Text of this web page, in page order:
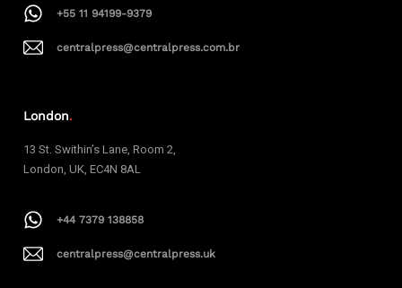
+55 11 94199-9379
centralpress@centralpress.com.br
London.
13 St. Swithin’s Lane, Room 2,
London, UK, EC4N 8AL
+44 7379 138858
centralpress@centralpress.uk